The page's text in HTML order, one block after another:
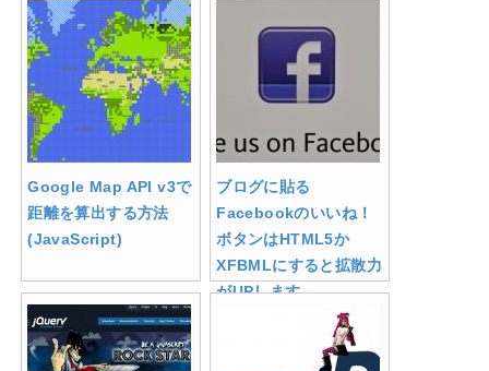
Google Map API v3で
距離を算出する方法
(JavaScript)
ブログに貼る
Facebookのいいね！
ボタンはHTML5か
XFBMLにすると拡散力
がUPします